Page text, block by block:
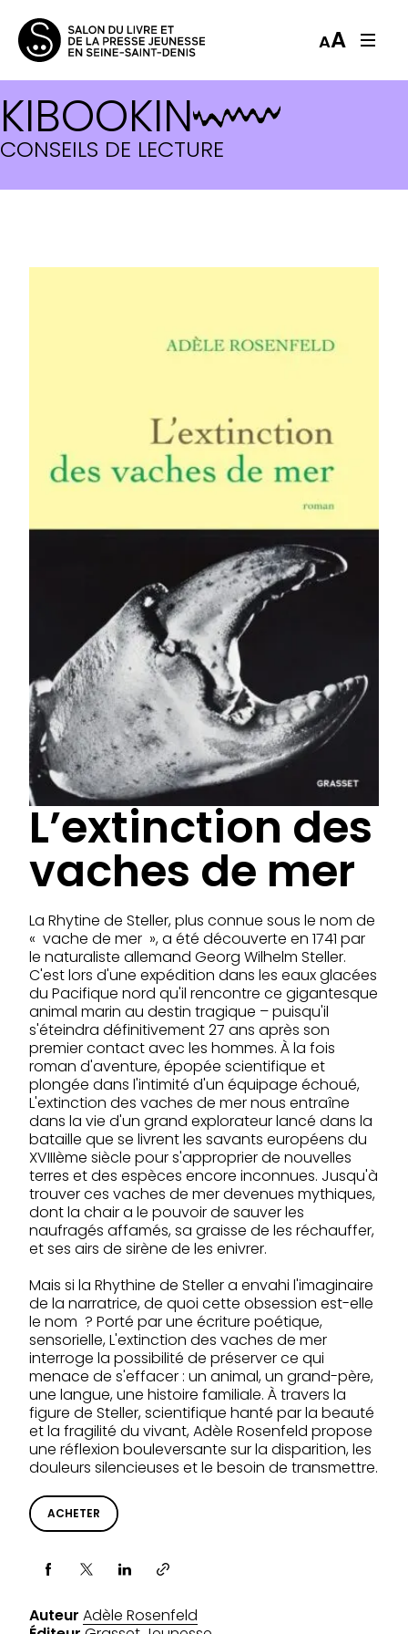
AA
KIBOOKIN
CONSEILS DE LECTURE
L’extinction des
vaches de mer
La Rhytine de Steller, plus connue sous le nom de
« vache de mer », a été découverte en 1741 par
le naturaliste allemand Georg Wilhelm Steller.
C'est lors d'une expédition dans les eaux glacées
du Pacifique nord qu'il rencontre ce gigantesque
animal marin au destin tragique – puisqu'il
s'éteindra définitivement 27 ans après son
premier contact avec les hommes. À la fois
roman d'aventure, épopée scientifique et
plongée dans l'intimité d'un équipage échoué,
L'extinction des vaches de mer nous entraîne
dans la vie d'un grand explorateur lancé dans la
bataille que se livrent les savants européens du
XVIIIème siècle pour s'approprier de nouvelles
terres et des espèces encore inconnues. Jusqu'à
trouver ces vaches de mer devenues mythiques,
dont la chair a le pouvoir de sauver les
naufragés affamés, sa graisse de les réchauffer,
et ses airs de sirène de les enivrer.
Mais si la Rhythine de Steller a envahi l'imaginaire
de la narratrice, de quoi cette obsession est-elle
le nom ? Porté par une écriture poétique,
sensorielle, L'extinction des vaches de mer
interroge la possibilité de préserver ce qui
menace de s'effacer : un animal, un grand-père,
une langue, une histoire familiale. À travers la
figure de Steller, scientifique hanté par la beauté
et la fragilité du vivant, Adèle Rosenfeld propose
une réflexion bouleversante sur la disparition, les
douleurs silencieuses et le besoin de transmettre.
ACHETER
Partager via
Auteur Adèle Rosenfeld